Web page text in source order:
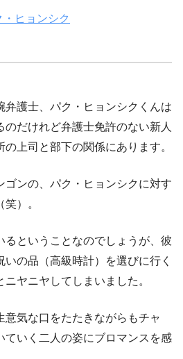
・ヒョンシク
弁護士、パク・ヒョンシクくんは
だけれど弁護士免許のない新人
上司と部下の関係にあります。
ゴンの、パク・ヒョンシクに対す
）。
るということなのでしょうが、彼
の品（高級時計）を選びに行く
ヤニヤしてしまいました。
意気な口をたたきながらもチャ
ていく二人の姿にブロマンスを感